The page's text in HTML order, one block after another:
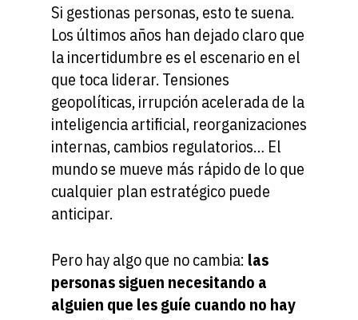
Si gestionas personas, esto te suena.
Los últimos años han dejado claro que
la incertidumbre es el escenario en el
que toca liderar. Tensiones
geopolíticas, irrupción acelerada de la
inteligencia artificial, reorganizaciones
internas, cambios regulatorios… El
mundo se mueve más rápido de lo que
cualquier plan estratégico puede
anticipar.
Pero hay algo que no cambia: las
personas siguen necesitando a
alguien que les guíe cuando no hay